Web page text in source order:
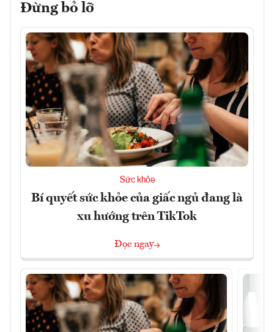
Đừng bỏ lỡ
Sức khỏe
Bí quyết sức khỏe của giấc ngủ đang là
xu hướng trên TikTok
Đọc ngay